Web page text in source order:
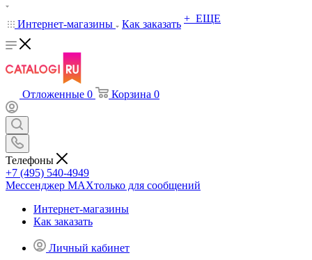
Интернет-магазины Как заказать + ЕЩЕ
Отложенные 0 Корзина 0
Телефоны
+7 (495) 540-4949
Мессенджер МАХтолько для сообщений
Интернет-магазины
Как заказать
Личный кабинет